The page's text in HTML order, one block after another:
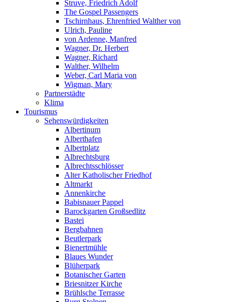
Struve, Friedrich Adolf
The Gospel Passengers
Tschirnhaus, Ehrenfried Walther von
Ulrich, Pauline
von Ardenne, Manfred
Wagner, Dr. Herbert
Wagner, Richard
Walther, Wilhelm
Weber, Carl Maria von
Wigman, Mary
Partnerstädte
Klima
Tourismus
Sehenswürdigkeiten
Albertinum
Alberthafen
Albertplatz
Albrechtsburg
Albrechtsschlösser
Alter Katholischer Friedhof
Altmarkt
Annenkirche
Babisnauer Pappel
Barockgarten Großsedlitz
Bastei
Bergbahnen
Beutlerpark
Bienertmühle
Blaues Wunder
Blüherpark
Botanischer Garten
Briesnitzer Kirche
Brühlsche Terrasse